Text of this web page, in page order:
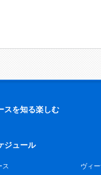
スを知る楽しむ
ジュール
ス ヴィ